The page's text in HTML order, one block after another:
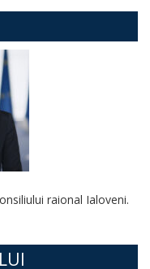
raional Ialoveni.